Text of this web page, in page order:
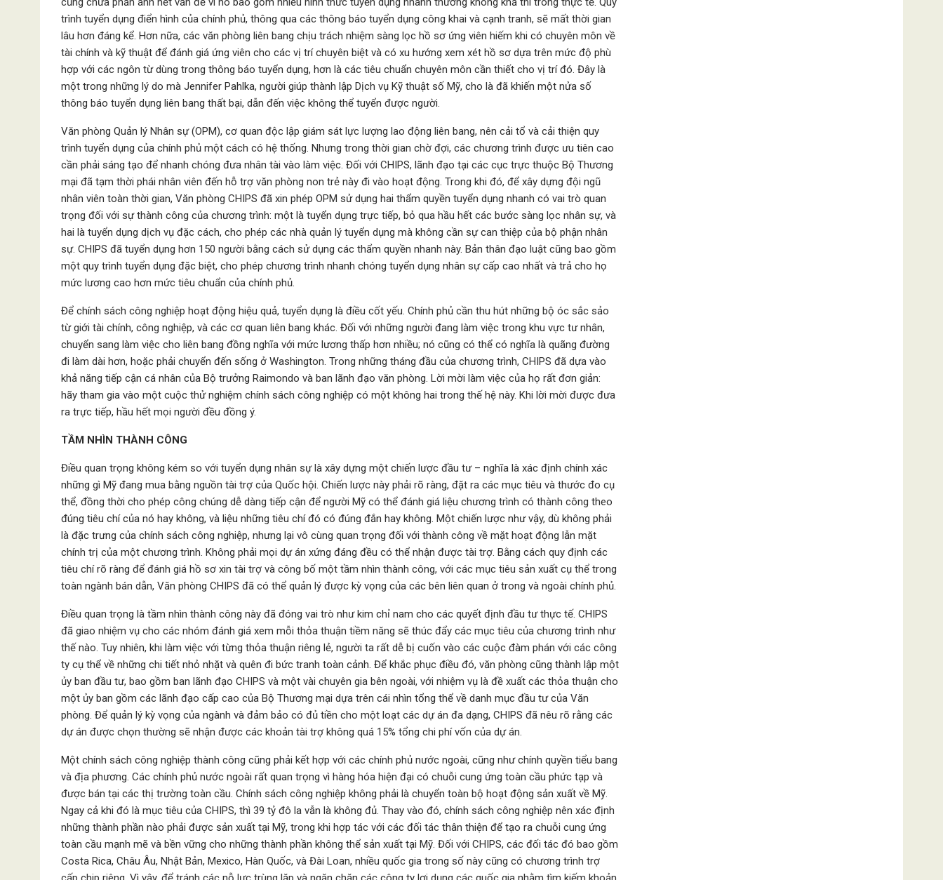
trình tuyển dụng điển hình của chính phủ, thông qua các thông báo tuyển dụng công khai và cạnh tranh, sẽ mất thời gian
lâu hơn đáng kể. Hơn nữa, các văn phòng liên bang chịu trách nhiệm sàng lọc hồ sơ ứng viên hiếm khi có chuyên môn về
tài chính và kỹ thuật để đánh giá ứng viên cho các vị trí chuyên biệt và có xu hướng xem xét hồ sơ dựa trên mức độ phù
hợp với các ngôn từ dùng trong thông báo tuyển dụng, hơn là các tiêu chuẩn chuyên môn cần thiết cho vị trí đó. Đây là
một trong những lý do mà Jennifer Pahlka, người giúp thành lập Dịch vụ Kỹ thuật số Mỹ, cho là đã khiến một nửa số
thông báo tuyển dụng liên bang thất bại, dẫn đến việc không thể tuyển được người.
Văn phòng Quản lý Nhân sự (OPM), cơ quan độc lập giám sát lực lượng lao động liên bang, nên cải tổ và cải thiện quy
trình tuyển dụng của chính phủ một cách có hệ thống. Nhưng trong thời gian chờ đợi, các chương trình được ưu tiên cao
cần phải sáng tạo để nhanh chóng đưa nhân tài vào làm việc. Đối với CHIPS, lãnh đạo tại các cục trực thuộc Bộ Thương
mại đã tạm thời phái nhân viên đến hỗ trợ văn phòng non trẻ này đi vào hoạt động. Trong khi đó, để xây dựng đội ngũ
nhân viên toàn thời gian, Văn phòng CHIPS đã xin phép OPM sử dụng hai thẩm quyền tuyển dụng nhanh có vai trò quan
trọng đối với sự thành công của chương trình: một là tuyển dụng trực tiếp, bỏ qua hầu hết các bước sàng lọc nhân sự, và
hai là tuyển dụng dịch vụ đặc cách, cho phép các nhà quản lý tuyển dụng mà không cần sự can thiệp của bộ phận nhân
sự. CHIPS đã tuyển dụng hơn 150 người bằng cách sử dụng các thẩm quyền nhanh này. Bản thân đạo luật cũng bao gồm
một quy trình tuyển dụng đặc biệt, cho phép chương trình nhanh chóng tuyển dụng nhân sự cấp cao nhất và trả cho họ
mức lương cao hơn mức tiêu chuẩn của chính phủ.
Để chính sách công nghiệp hoạt động hiệu quả, tuyển dụng là điều cốt yếu. Chính phủ cần thu hút những bộ óc sắc sảo
từ giới tài chính, công nghiệp, và các cơ quan liên bang khác. Đối với những người đang làm việc trong khu vực tư nhân,
chuyển sang làm việc cho liên bang đồng nghĩa với mức lương thấp hơn nhiều; nó cũng có thể có nghĩa là quãng đường
đi làm dài hơn, hoặc phải chuyển đến sống ở Washington. Trong những tháng đầu của chương trình, CHIPS đã dựa vào
khả năng tiếp cận cá nhân của Bộ trưởng Raimondo và ban lãnh đạo văn phòng. Lời mời làm việc của họ rất đơn giản:
hãy tham gia vào một cuộc thử nghiệm chính sách công nghiệp có một không hai trong thế hệ này. Khi lời mời được đưa
ra trực tiếp, hầu hết mọi người đều đồng ý.
TẦM NHÌN THÀNH CÔNG
Điều quan trọng không kém so với tuyển dụng nhân sự là xây dựng một chiến lược đầu tư – nghĩa là xác định chính xác
những gì Mỹ đang mua bằng nguồn tài trợ của Quốc hội. Chiến lược này phải rõ ràng, đặt ra các mục tiêu và thước đo cụ
thể, đồng thời cho phép công chúng dễ dàng tiếp cận để người Mỹ có thể đánh giá liệu chương trình có thành công theo
đúng tiêu chí của nó hay không, và liệu những tiêu chí đó có đúng đắn hay không. Một chiến lược như vậy, dù không phải
là đặc trưng của chính sách công nghiệp, nhưng lại vô cùng quan trọng đối với thành công về mặt hoạt động lẫn mặt
chính trị của một chương trình. Không phải mọi dự án xứng đáng đều có thể nhận được tài trợ. Bằng cách quy định các
tiêu chí rõ ràng để đánh giá hồ sơ xin tài trợ và công bố một tầm nhìn thành công, với các mục tiêu sản xuất cụ thể trong
toàn ngành bán dẫn, Văn phòng CHIPS đã có thể quản lý được kỳ vọng của các bên liên quan ở trong và ngoài chính phủ.
Điều quan trọng là tầm nhìn thành công này đã đóng vai trò như kim chỉ nam cho các quyết định đầu tư thực tế. CHIPS
đã giao nhiệm vụ cho các nhóm đánh giá xem mỗi thỏa thuận tiềm năng sẽ thúc đẩy các mục tiêu của chương trình như
thế nào. Tuy nhiên, khi làm việc với từng thỏa thuận riêng lẻ, người ta rất dễ bị cuốn vào các cuộc đàm phán với các công
ty cụ thể về những chi tiết nhỏ nhặt và quên đi bức tranh toàn cảnh. Để khắc phục điều đó, văn phòng cũng thành lập một
ủy ban đầu tư, bao gồm ban lãnh đạo CHIPS và một vài chuyên gia bên ngoài, với nhiệm vụ là đề xuất các thỏa thuận cho
một ủy ban gồm các lãnh đạo cấp cao của Bộ Thương mại dựa trên cái nhìn tổng thể về danh mục đầu tư của Văn
phòng. Để quản lý kỳ vọng của ngành và đảm bảo có đủ tiền cho một loạt các dự án đa dạng, CHIPS đã nêu rõ rằng các
dự án được chọn thường sẽ nhận được các khoản tài trợ không quá 15% tổng chi phí vốn của dự án.
Một chính sách công nghiệp thành công cũng phải kết hợp với các chính phủ nước ngoài, cũng như chính quyền tiểu bang
và địa phương. Các chính phủ nước ngoài rất quan trọng vì hàng hóa hiện đại có chuỗi cung ứng toàn cầu phức tạp và
được bán tại các thị trường toàn cầu. Chính sách công nghiệp không phải là chuyển toàn bộ hoạt động sản xuất về Mỹ.
Ngay cả khi đó là mục tiêu của CHIPS, thì 39 tỷ đô la vẫn là không đủ. Thay vào đó, chính sách công nghiệp nên xác định
những thành phần nào phải được sản xuất tại Mỹ, trong khi hợp tác với các đối tác thân thiện để tạo ra chuỗi cung ứng
toàn cầu mạnh mẽ và bền vững cho những thành phần không thể sản xuất tại Mỹ. Đối với CHIPS, các đối tác đó bao gồm
Costa Rica, Châu Âu, Nhật Bản, Mexico, Hàn Quốc, và Đài Loan, nhiều quốc gia trong số này cũng có chương trình trợ